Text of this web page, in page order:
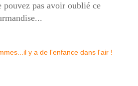
pouvez pas avoir oublié ce